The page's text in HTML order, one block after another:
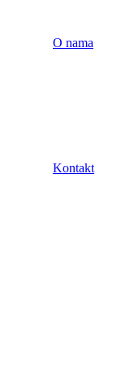
O nama
Kontakt